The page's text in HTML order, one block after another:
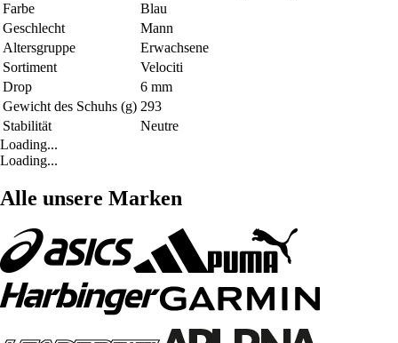
Farbe
Blau
Geschlecht
Mann
Altersgruppe
Erwachsene
Sortiment
Velociti
Drop
6 mm
Gewicht des Schuhs (g) 293
Stabilität
Neutre
Loading...
Loading...
Alle unsere Marken